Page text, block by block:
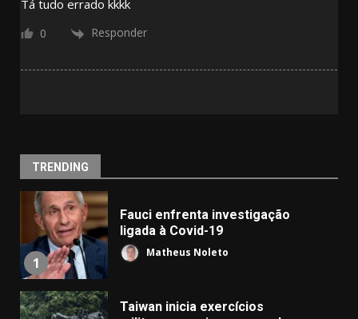
Tá tudo errado kkkk
0 Responder
TRENDING
1
Fauci enfrenta investigação
ligada à Covid-19
Matheus Noleto
Taiwan inicia exercícios